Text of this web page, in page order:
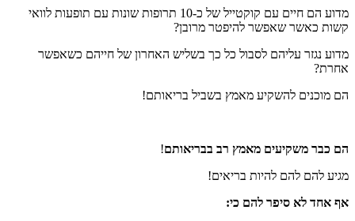
מדוע הם חיים עם קוקטייל של כ-10 תרופות שונות עם תופעות לוואי
קשות כאשר שאפשר להיפטר מרובן?
מדוע נגזר עליהם לסבול כל כך בשליש האחרון של חייהם כשאפשר
אחרת?
הם מוכנים להשקיע מאמץ בשביל בריאותם!
הם כבר משקיעים מאמץ רב בבריאותם!
מגיע להם להם להיות בריאים!
אף אחד לא סיפר להם כי: